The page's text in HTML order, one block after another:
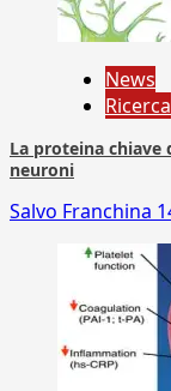
News
Ricerca
La proteina chiave
neuroni
Salvo Franchina